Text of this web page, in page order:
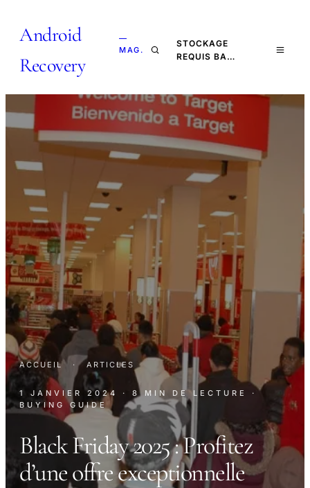
Android
Recovery
—
MAG.
STOCKAGE
REQUIS BA…
ACCUEIL · ARTICLES
1 JANVIER 2024 · 8 MIN DE LECTURE
·
BUYING GUIDE
Black Friday 2025 : Profitez
d’une offre exceptionnelle